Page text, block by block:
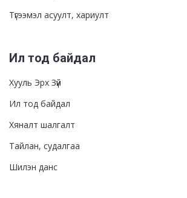
Түгээмэл асуулт, хариулт
Ил тод байдал
Хууль Эрх Зүй
Ил тод байдал
Хяналт шалгалт
Тайлан, судалгаа
Шилэн данс